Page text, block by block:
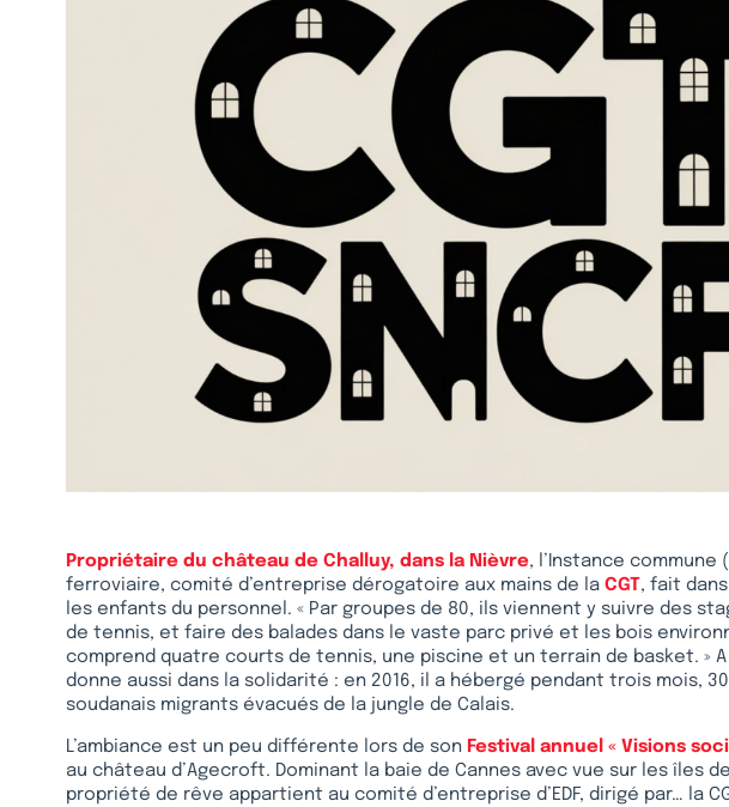
Propriétaire du château de Challuy, dans la Nièvre, l’Instance commune
ferroviaire, comité d’entreprise dérogatoire aux mains de la CGT, fait
les enfants du personnel. « Par groupes de 80, ils viennent y suivre des
de tennis, et faire des balades dans le vaste parc privé et les bois
comprend quatre courts de tennis, une piscine et un terrain de basket. » A
donne aussi dans la solidarité : en 2016, il a hébergé pendant trois mois,
soudanais migrants évacués de la jungle de Calais.
L’ambiance est un peu différente lors de son Festival annuel « Visions
au château d’Agecroft. Dominant la baie de Cannes avec vue sur les îles
propriété de rêve appartient au comité d’entreprise d’EDF, dirigé par… la